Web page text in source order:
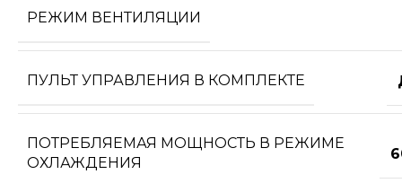
РЕЖИМ ВЕНТИЛЯЦИИ
ПУЛЬТ УПРАВЛЕНИЯ В КОМПЛЕКТЕ
ПОТРЕБЛЯЕМАЯ МОЩНОСТЬ В РЕЖИМЕ
ОХЛАЖДЕНИЯ